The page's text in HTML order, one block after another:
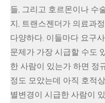
들, 그리고 호르몬이나 수
지, 트랜스젠더가 의료과
다양하다. 이들마다 요구
문제가 가장 시급할 수도
한 사람이 있는가 하면 정
정도 모았는데 아직 호적
별변경이 시급한 사람이